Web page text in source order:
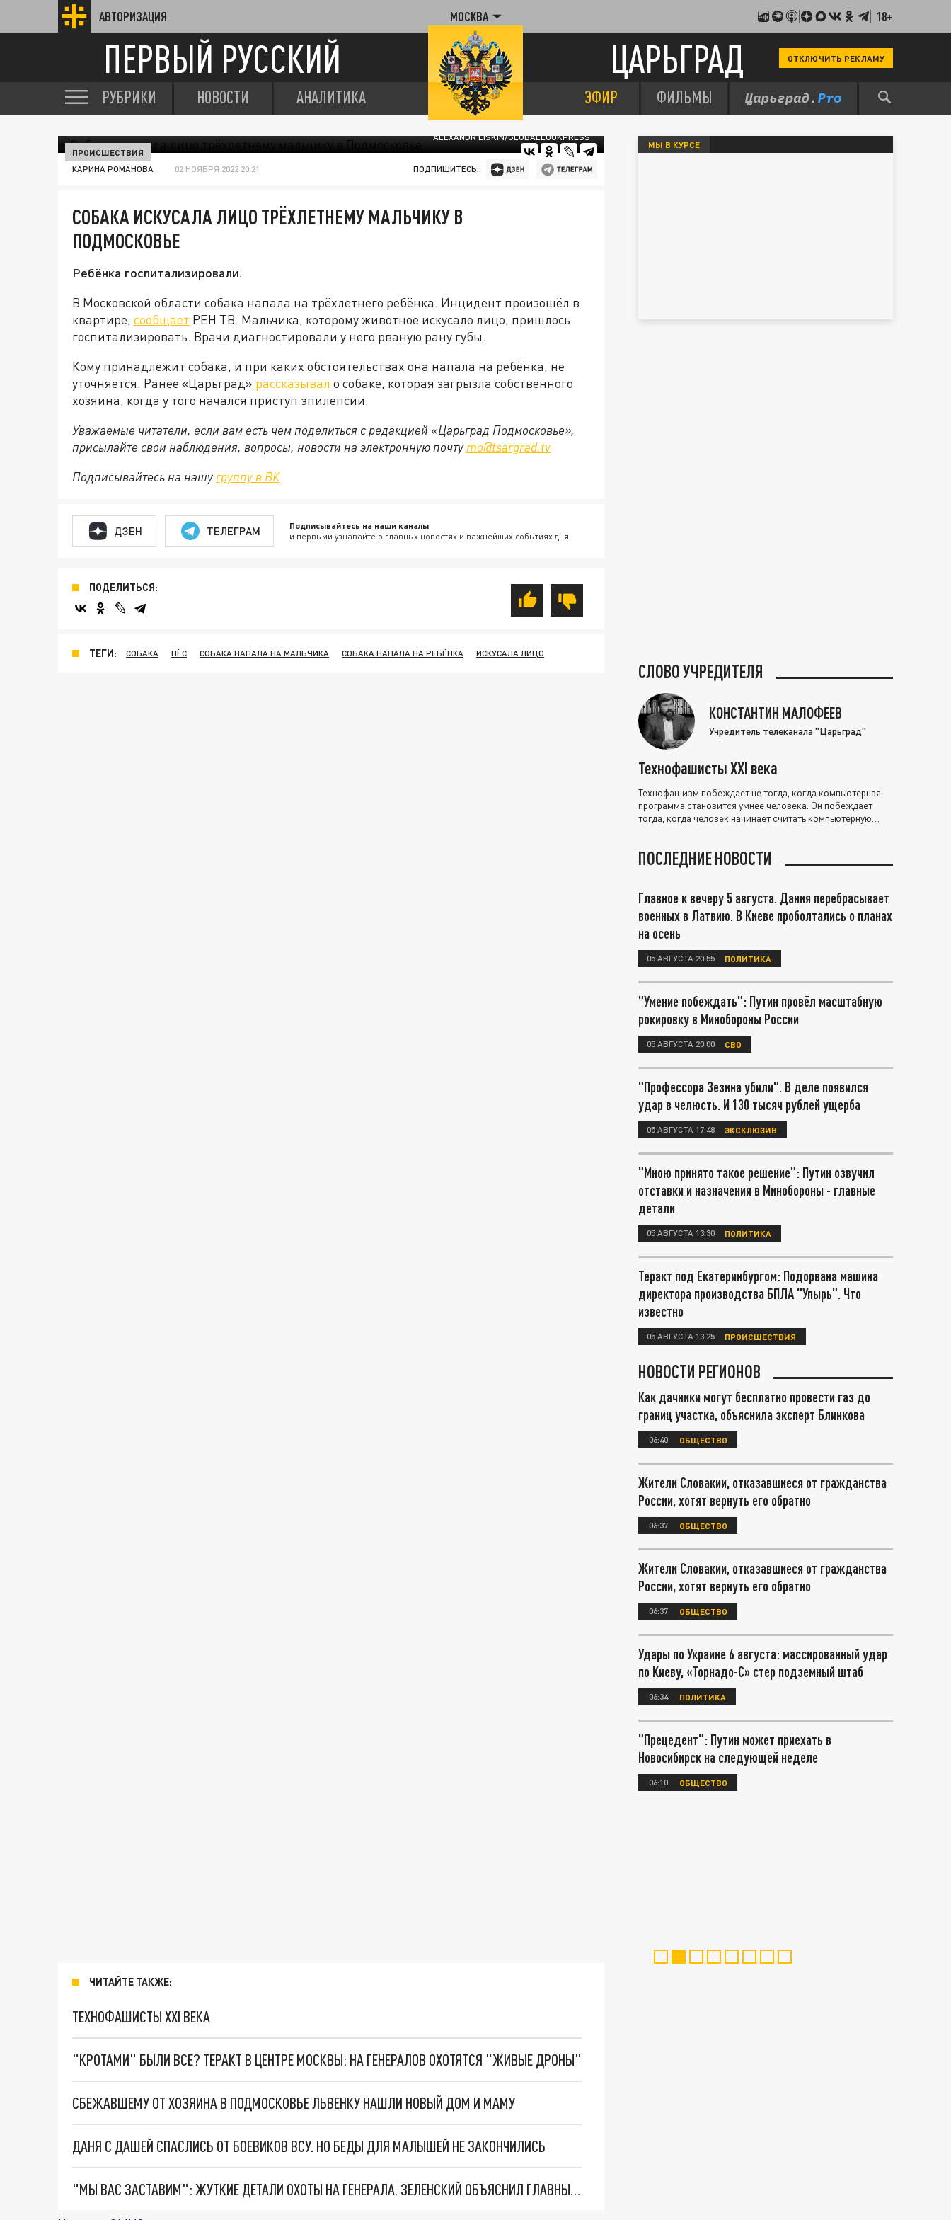
АВТОРИЗАЦИЯ МОСКВА 18+
ПЕРВЫЙ РУССКИЙ ЦАРЬГРАД ОТКЛЮЧИТЬ РЕКЛАМУ
РУБРИКИ НОВОСТИ АНАЛИТИКА ЭФИР ФИЛЬМЫ
ALEXANDR LISKIN/GLOBALLOOKPRESS
ПРОИСШЕСТВИЯ
КАРИНА РОМАНОВА 02 НОЯБРЯ 2022 20:21 ПОДПИШИТЕСЬ:
СОБАКА ИСКУСАЛА ЛИЦО ТРЁХЛЕТНЕМУ МАЛЬЧИКУ В
ПОДМОСКОВЬЕ
Ребёнка госпитализировали.
В Московской области собака напала на трёхлетнего ребёнка. Инцидент произошёл в
квартире, сообщает РЕН ТВ. Мальчика, которому животное искусало лицо, пришлось
госпитализировать. Врачи диагностировали у него рваную рану губы.
Кому принадлежит собака, и при каких обстоятельствах она напала на ребёнка, не
уточняется. Ранее «Царьград» рассказывал о собаке, которая загрызла собственного
хозяина, когда у того начался приступ эпилепсии.
Уважаемые читатели, если вам есть чем поделиться с редакцией «Царьград Подмосковье»,
присылайте свои наблюдения, вопросы, новости на электронную почту mo@tsargrad.tv
Подписывайтесь на нашу группу в ВК
ДЗЕН ТЕЛЕГРАМ Подписывайтесь на наши каналы
и первыми узнавайте о главных новостях и важнейших событиях дня.
ПОДЕЛИТЬСЯ:
ТЕГИ: СОБАКА ПЁС СОБАКА НАПАЛА НА МАЛЬЧИКА СОБАКА НАПАЛА НА РЕБЁНКА ИСКУСАЛА ЛИЦО
ЧИТАЙТЕ ТАКЖЕ:
ТЕХНОФАШИСТЫ XXI ВЕКА
"КРОТАМИ" БЫЛИ ВСЕ? ТЕРАКТ В ЦЕНТРЕ МОСКВЫ: НА ГЕНЕРАЛОВ ОХОТЯТСЯ "ЖИВЫЕ ДРОНЫ"
СБЕЖАВШЕМУ ОТ ХОЗЯИНА В ПОДМОСКОВЬЕ ЛЬВЕНКУ НАШЛИ НОВЫЙ ДОМ И МАМУ
ДАНЯ С ДАШЕЙ СПАСЛИСЬ ОТ БОЕВИКОВ ВСУ. НО БЕДЫ ДЛЯ МАЛЫШЕЙ НЕ ЗАКОНЧИЛИСЬ
"МЫ ВАС ЗАСТАВИМ": ЖУТКИЕ ДЕТАЛИ ОХОТЫ НА ГЕНЕРАЛА. ЗЕЛЕНСКИЙ ОБЪЯСНИЛ ГЛАВНЫЙ СМЫСЛ ТЕРАКТА В ЦЕНТРЕ МОСКВЫ
МЫ В КУРСЕ
СЛОВО УЧРЕДИТЕЛЯ
КОНСТАНТИН МАЛОФЕЕВ
Учредитель телеканала "Царьград"
Технофашисты XXI века
Технофашизм побеждает не тогда, когда компьютерная
программа становится умнее человека. Он побеждает
тогда, когда человек начинает считать компьютерную
ПОСЛЕДНИЕ НОВОСТИ
Главное к вечеру 5 августа. Дания перебрасывает
военных в Латвию. В Киеве проболтались о планах
на осень
05 АВГУСТА 20:55 ПОЛИТИКА
"Умение побеждать": Путин провёл масштабную
рокировку в Минобороны России
05 АВГУСТА 20:00 СВО
"Профессора Зезина убили". В деле появился
удар в челюсть. И 130 тысяч рублей ущерба
05 АВГУСТА 17:48 ЭКСКЛЮЗИВ
"Мною принято такое решение": Путин озвучил
отставки и назначения в Минобороны - главные
детали
05 АВГУСТА 13:30 ПОЛИТИКА
Теракт под Екатеринбургом: Подорвана машина
директора производства БПЛА "Упырь". Что
известно
05 АВГУСТА 13:25 ПРОИСШЕСТВИЯ
НОВОСТИ РЕГИОНОВ
Как дачники могут бесплатно провести газ до
границ участка, объяснила эксперт Блинкова
06:40 ОБЩЕСТВО
Жители Словакии, отказавшиеся от гражданства
России, хотят вернуть его обратно
06:37 ОБЩЕСТВО
Жители Словакии, отказавшиеся от гражданства
России, хотят вернуть его обратно
06:37 ОБЩЕСТВО
Удары по Украине 6 августа: массированный удар
по Киеву, «Торнадо-С» стер подземный штаб
06:34 ПОЛИТИКА
"Прецедент": Путин может приехать в
Новосибирск на следующей неделе
06:10 ОБЩЕСТВО